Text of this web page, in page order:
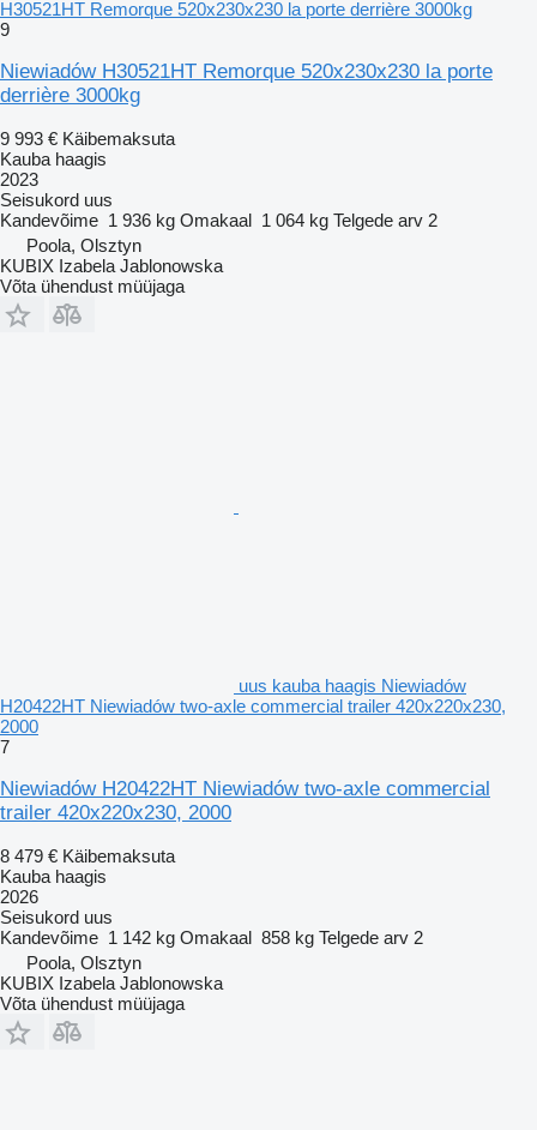
H30521HT Remorque 520x230x230 la porte derrière 3000kg
9
Niewiadów H30521HT Remorque 520x230x230 la porte
derrière 3000kg
9 993 € Käibemaksuta
Kauba haagis
2023
Seisukord uus
Kandevõime 1 936 kg Omakaal 1 064 kg Telgede arv 2
Poola, Olsztyn
KUBIX Izabela Jablonowska
Võta ühendust müüjaga
uus kauba haagis Niewiadów
H20422HT Niewiadów two-axle commercial trailer 420x220x230,
2000
7
Niewiadów H20422HT Niewiadów two-axle commercial
trailer 420x220x230, 2000
8 479 € Käibemaksuta
Kauba haagis
2026
Seisukord uus
Kandevõime 1 142 kg Omakaal 858 kg Telgede arv 2
Poola, Olsztyn
KUBIX Izabela Jablonowska
Võta ühendust müüjaga